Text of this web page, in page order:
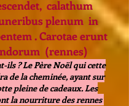
calathum
plenum in
. Carotae erunt
(rennes)
ils ? Le Père Noël qui cette
de la cheminée, ayant sur
pleine de cadeaux. Les
la nourriture des rennes